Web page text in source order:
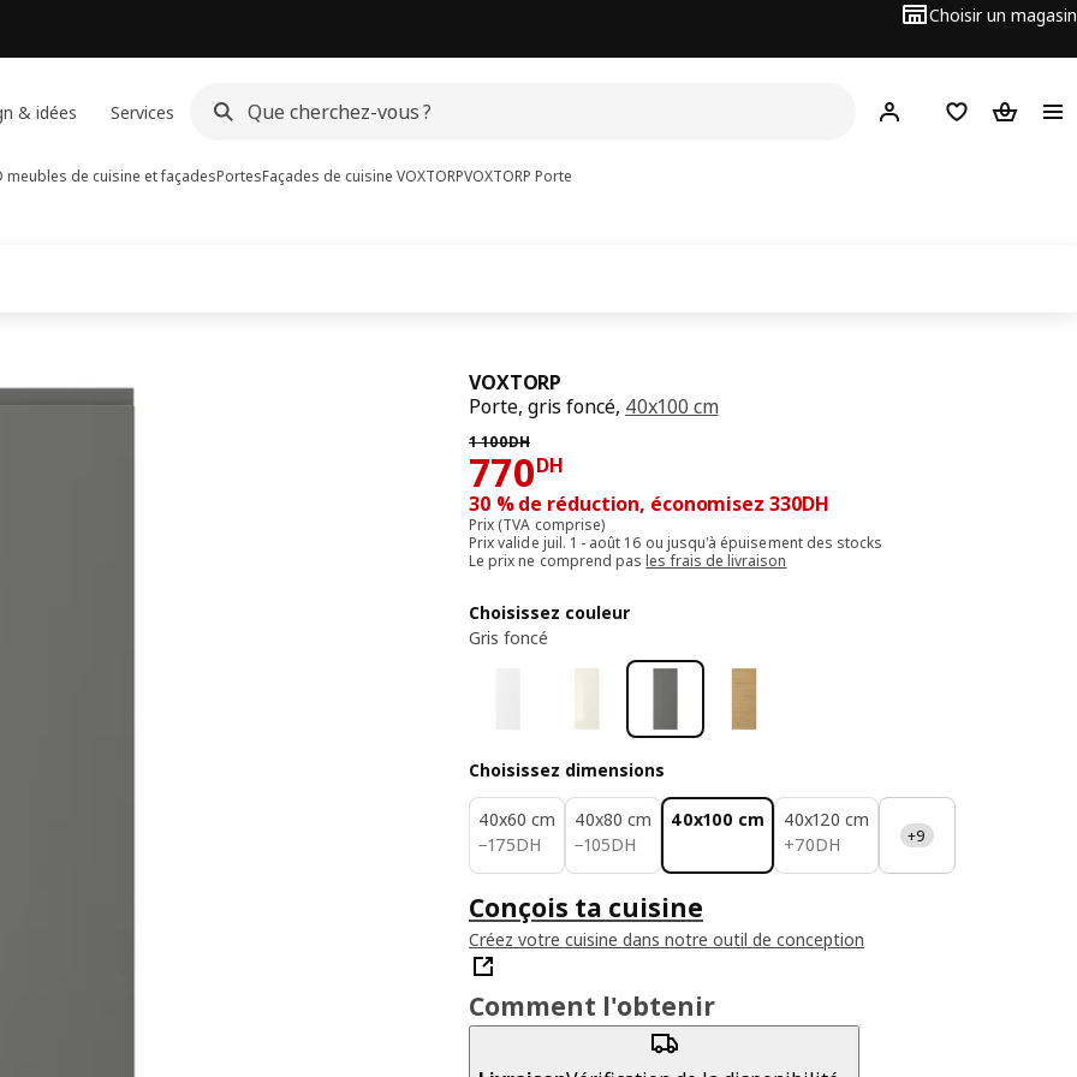
Choisir un magasin
& idées Services Hej ! Connectez-vous
FavorisPanier
meubles de cuisine et façadesPortesFaçades de cuisine VOXTORPVOXTORP Porte
VOXTORP
Porte, gris foncé, 40x100 cm
1 100DH
Prix précédent 1100DH
770DH
770DH
30 % de réduction, économisez 330DH
Prix (TVA comprise)
Prix valide juil. 1 - août 16 ou jusqu'à épuisement des stocks
Le prix ne comprend pasles frais de livraison
Choisissez couleur
Gris foncé
Choisissez dimensions
40x60 cm
−175DH
175DH
40x80 cm
−105DH
105DH
40x100 cm
40x120 cm
+70DH
70DH +9
Conçois ta cuisine
Créez votre cuisine dans notre outil de conception
Comment l'obtenir